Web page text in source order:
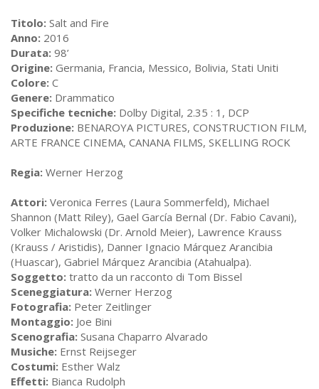
Titolo: Salt and Fire
Anno: 2016
Durata: 98’
Origine: Germania, Francia, Messico, Bolivia, Stati Uniti
Colore: C
Genere: Drammatico
Specifiche tecniche: Dolby Digital, 2.35 : 1, DCP
Produzione: BENAROYA PICTURES, CONSTRUCTION FILM,
ARTE FRANCE CINEMA, CANANA FILMS, SKELLING ROCK
Regia: Werner Herzog
Attori: Veronica Ferres (Laura Sommerfeld), Michael
Shannon (Matt Riley), Gael García Bernal (Dr. Fabio Cavani),
Volker Michalowski (Dr. Arnold Meier), Lawrence Krauss
(Krauss / Aristidis), Danner Ignacio Márquez Arancibia
(Huascar), Gabriel Márquez Arancibia (Atahualpa).
Soggetto: tratto da un racconto di Tom Bissel
Sceneggiatura: Werner Herzog
Fotografia: Peter Zeitlinger
Montaggio: Joe Bini
Scenografia: Susana Chaparro Alvarado
Musiche: Ernst Reijseger
Costumi: Esther Walz
Effetti: Bianca Rudolph